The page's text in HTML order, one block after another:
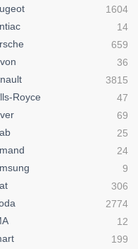
1604
14
659
36
3815
Royce
47
69
25
24
9
306
2774
12
199